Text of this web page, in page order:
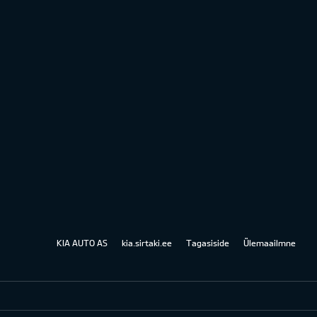
KIA AUTO AS kia.sirtaki.ee Tagasiside Ülemaailmne